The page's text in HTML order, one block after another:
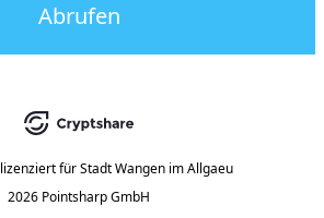
Abrufen
lizenziert für Stadt Wangen im Allgaeu
2026 Pointsharp GmbH